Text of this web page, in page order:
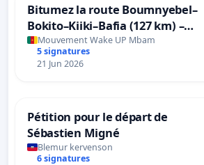
Bitumez la route Boumnyebel–
Bokito–Kiiki–Bafia (127 km) –
Finissons le « corridor de la honte
Mouvement Wake UP Mbam
5 signatures
21 Jun 2026
Pétition pour le départ de
Sébastien Migné
Blemur kervenson
6 signatures